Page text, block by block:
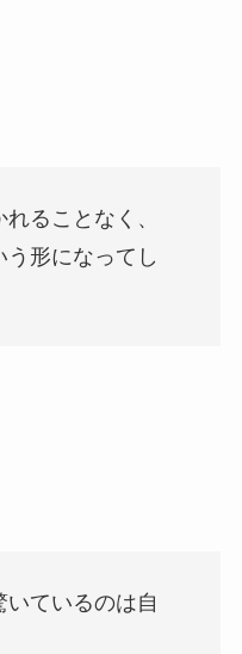
ることなく、
形になってし
いているのは自